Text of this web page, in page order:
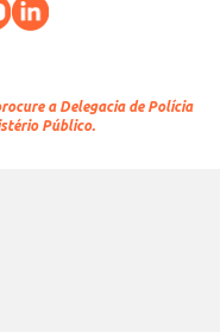
a Delegacia de Polícia
Público.